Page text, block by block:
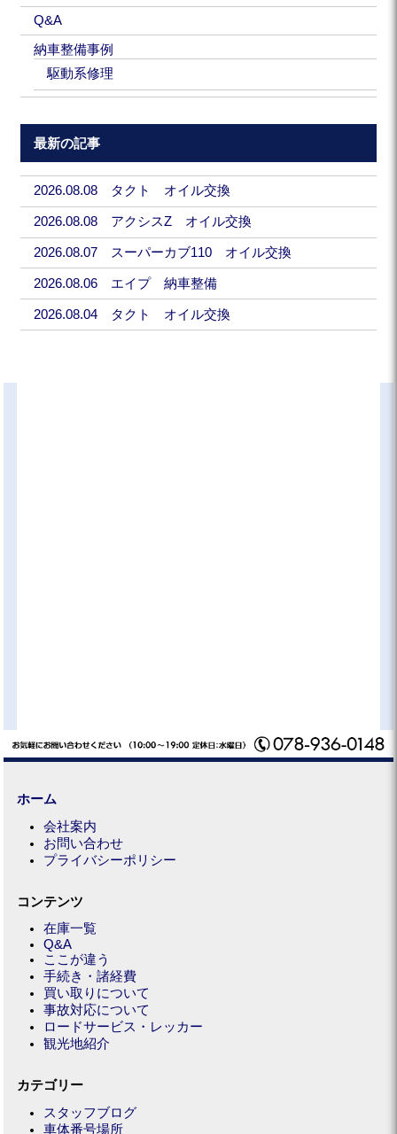
Q&A
納車整備事例
駆動系修理
最新の記事
2026.08.08 タクト オイル交換
2026.08.08 アクシスZ オイル交換
2026.08.07 スーパーカブ110 オイル交換
2026.08.06 エイプ 納車整備
2026.08.04 タクト オイル交換
ホーム
会社案内
お問い合わせ
プライバシーポリシー
コンテンツ
在庫一覧
Q&A
ここが違う
手続き・諸経費
買い取りについて
事故対応について
ロードサービス・レッカー
観光地紹介
カテゴリー
スタッフブログ
車体番号場所